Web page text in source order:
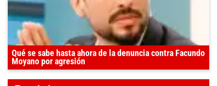
Qué se sabe hasta ahora de la denuncia contra Facundo
Moyano por agresión